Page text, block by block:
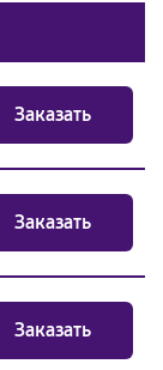
Заказать
Заказать
Заказать